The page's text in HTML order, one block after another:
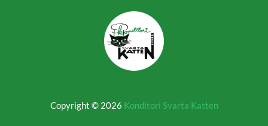
Copyright © 2026 Konditori Svarta Katten